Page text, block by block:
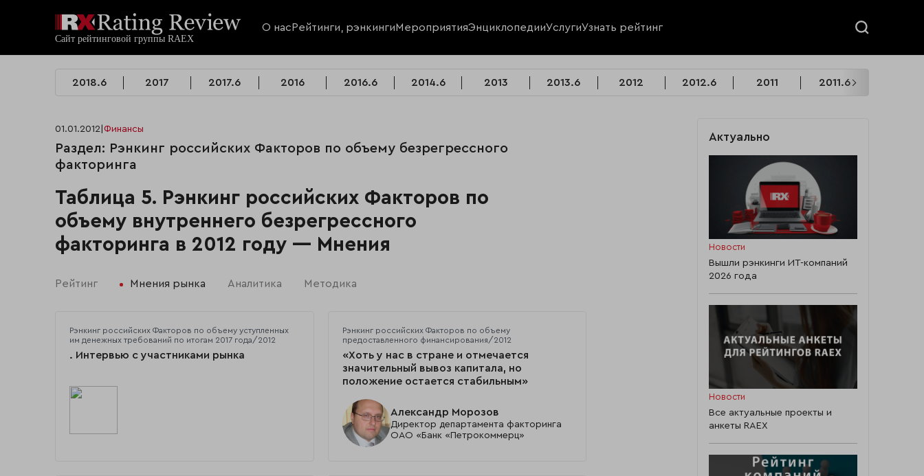
О нас Рейтинги, рэнкингиМероприятияЭнциклопедииУслугиУзнать рейтинг
2018.6 2017 2017.6 2016 2016.6 2014.6 2013 2013.6 2012 2012.6 2011 2011.6
01.01.2012 Финансы
Раздел: Рэнкинг российских Факторов по объему безрегрессного
факторинга
Таблица 5. Рэнкинг российских Факторов по
объему внутреннего безрегрессного
факторинга в 2012 году — Мнения
Рейтинг Мнения рынка Аналитика Методика
Рэнкинг российских Факторов по объему уступленных
им денежных требований по итогам 2017 года/2012
. Интервью с участниками рынка
Рэнкинг российских Факторов по объему
предоставленного финансирования/2012
«Хоть у нас в стране и отмечается
значительный вывоз капитала, но
положение остается стабильным»
Александр Морозов
Директор департамента факторинга
ОАО «Банк «Петрокоммерц»
Актуально
Новости
Вышли рэнкинги ИТ-компаний
2026 года
Новости
Все актуальные проекты и
анкеты RAEX